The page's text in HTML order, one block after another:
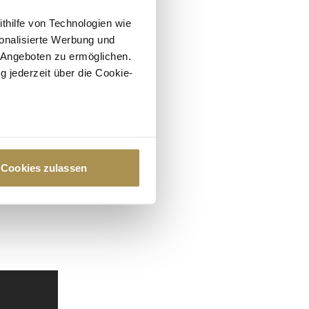
von Technologien wie
Werbung und
zu ermöglichen.
jederzeit über die Cookie-
Präferenzen im
Cookies zulassen